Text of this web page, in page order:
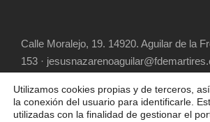
Calle Moralejo, 19. 14920. Aguilar de la
153 ·
Utilizamos cookies propias y de terceros,
la conexión del usuario para identificarle.
utilizadas con la finalidad de gestionar el